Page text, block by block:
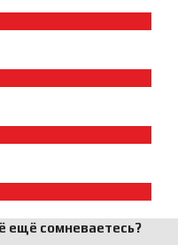
ещё сомневаетесь?